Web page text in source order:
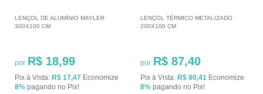
LENÇOL DE ALUMÍNIO MAYLER
300X100 CM
por R$ 18,99
Pix à Vista: R$ 17,47 Economize
8% pagando no Pix!
LENÇOL TÉRMICO METALIZADO
200X100 CM
por R$ 87,40
Pix à Vista: R$ 80,41 Economize
8% pagando no Pix!